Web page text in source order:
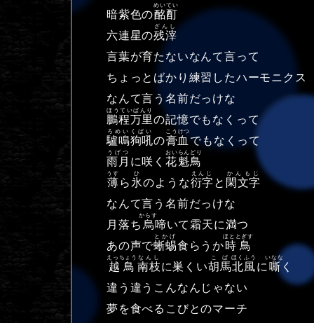
暗紫色の酩酊
めいてい
六連星の残滓
ざんし
言葉が育たないなんて言って
ちょっとばかり練習したハーモニクス
なんて言う名前だっけな
鵬程万里
ほうていばんり
の記憶でもなくって
驢鳴狗吼
ろめいくばい
の膏血
こうけつ
でもなくって
雨月
うげつ
に咲く 花魁鳥
おいらんどり
薄
うす
ら 氷
ひ
のような衍字
えんじ
と 閑文字
かんもじ
なんて言う名前だっけな
月落ち 烏
からす
啼いて霜天に満つ
あの声で蜥蜴
とかげ
食らうか時鳥
ほととぎす
越鳥
えっちょう
南枝
なんし
に巣くい胡馬
こば
北風
ほくふう
に 嘶
いなな
く
違う違うこんなんじゃない
夢を食べるこびとのマーチ